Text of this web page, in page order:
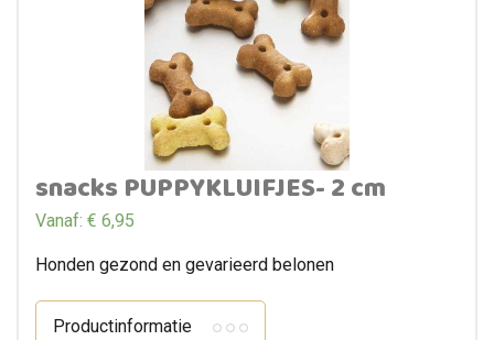
snacks PUPPYKLUIFJES- 2 cm
Vanaf: € 6,95
Honden gezond en gevarieerd belonen
Productinformatie